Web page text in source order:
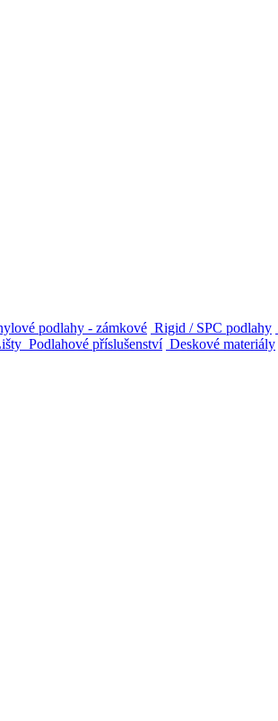
podlahy - zámkové Rigid / SPC podlahy
Podlahové příslušenství Deskové materiály